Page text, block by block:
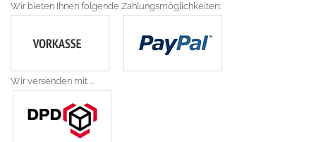
Wir bieten Ihnen folgende Zahlungsmöglichkeiten:
Wir versenden mit ...